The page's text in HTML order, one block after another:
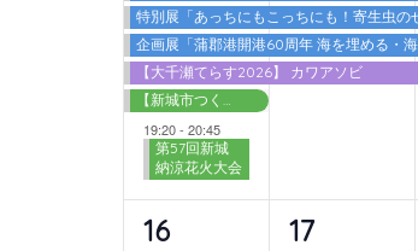
特別展「あっちにもこっちにも！寄生虫
企画展「蒲郡港開港60周年 海を埋める・海
【大千瀬てらす2026】 カワアソビ
【新城市つくで交流館】わくわく広場 2026夏
19:20- 20:45
第57回新城
納涼花火大会
10
16
9
17